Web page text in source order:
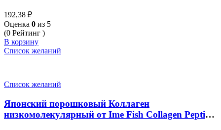
192,38 ₽
Оценка 0 из 5
(0 Рейтинг )
В корзину
Список желаний
Список желаний
Японский порошковый Коллаген
низкомолекулярный от Ime Fish Collagen Peptide